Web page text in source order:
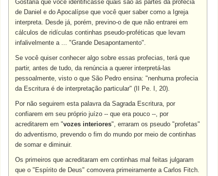
Gostaria que você identificasse quais são as partes da profecia
de Daniel e do Apocalípse que você quer saber como a Igreja
interpreta. Desde já, porém, previno-o de que não entrarei em
cálculos de ridículas continhas pseudo-proféticas que levam
infalivelmente a ... "Grande Desapontamento".
Se você quiser conhecer algo sobre essas profecias, terá que
partir, antes de tudo, da renúncia a querer interpretá-las
pessoalmente, visto o que São Pedro ensina: "nenhuma profecia
da Escritura é de interpretação particular" (II Pe. I, 20).
Por não seguirem esta palavra da Sagrada Escritura, por
confiarem em seu próprio juízo -- que era pouco --, por
acreditarem em "vozes interiores", erraram os pseudo "profetas"
do adventismo, prevendo o fim do mundo por meio de continhas
de somar e diminuir.
Os primeiros que acreditaram em continhas mal feitas julgaram
que o "Espírito de Deus" comovera primeiramente a Carlos Fitch.